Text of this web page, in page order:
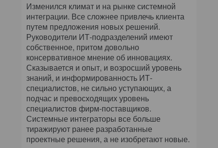
Изменился климат и на рынке системной
интеграции. Все сложнее привлечь клиента
путем предложения новых решений.
Руководители ИТ-подразделений имеют
собственное, притом довольно
консервативное мнение об инновациях.
Сказывается и опыт, и возросший уровень
знаний, и информированность ИТ-
специалистов, не сильно уступающих, а
подчас и превосходящих уровень
специалистов фирм-поставщиков.
Системные интеграторы все больше
тиражируют ранее разработанные
проектные решения, а не изобретают новые.